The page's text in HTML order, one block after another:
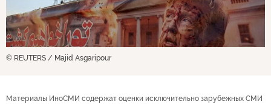
© REUTERS / Majid Asgaripour
Материалы ИноСМИ содержат оценки исключительно зарубежных СМИ